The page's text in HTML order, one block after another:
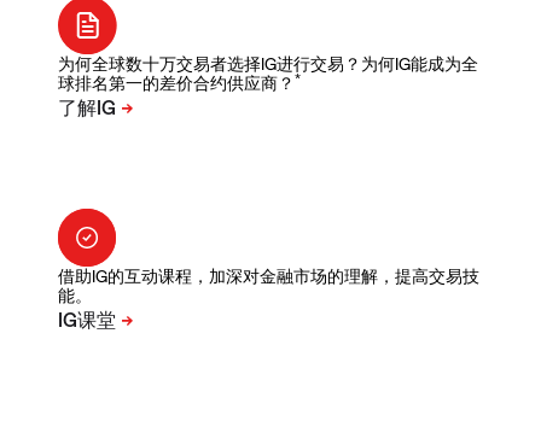
为何全球数十万交易者选择IG进行交易？为何IG能成为全
球排名第一的差价合约供应商？ *
借助IG的互动课程，加深对金融市场的理解，提高交易技
能。